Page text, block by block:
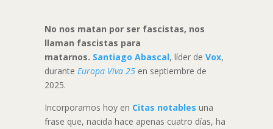
No nos matan por ser fascistas, nos
llaman fascistas para
matarnos. Santiago Abascal, líder de Vox,
durante Europa Viva 25en septiembre de
2025.
Incorporamos hoy en Citas notables una
frase que, nacida hace apenas cuatro días, ha